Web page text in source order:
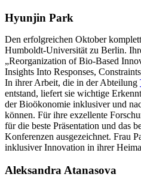
Hyunjin Park
Den erfolgreichen Oktober
Humboldt-Universität zu Berlin.
„Reorganization of Bio-Based
Insights Into Responses,
In ihrer Arbeit, die in der Abteilung
entstand, liefert sie wichtige
der Bioökonomie inklusiver und
können. Für ihre exzellente
für die beste Präsentation und das
Konferenzen ausgezeichnet. Frau
inklusiver Innovation in ihrer
Aleksandra Atanasova